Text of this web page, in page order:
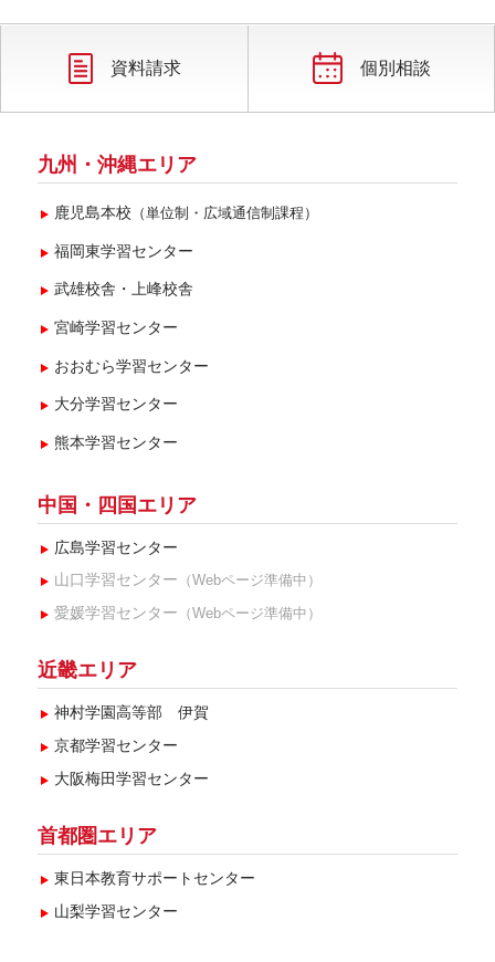
2017年4月(3)
2017年3月(1)
資料請求 個別相談
九州・沖縄エリア
鹿児島本校 （単位制・広域通信制課程）
福岡東学習センター
武雄校舎・上峰校舎
宮崎学習センター
おおむら学習センター
大分学習センター
熊本学習センター
中国・四国エリア
広島学習センター
山口学習センター （Webページ準備中）
愛媛学習センター （Webページ準備中）
近畿エリア
神村学園高等部 伊賀
京都学習センター
大阪梅田学習センター
首都圏エリア
東日本教育サポートセンター
山梨学習センター